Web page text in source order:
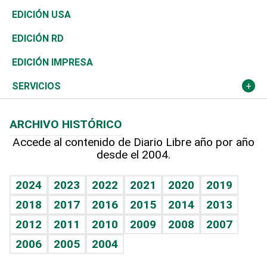
Reportajes
África
Ocenanía
Caribe
Resto del mundo
Vivienda
Telecom.
Global y variable
Economía personal
Buena Vida
Sociales
Novedades
Podcast Arte Libre
Hablando con el pediatra
Vida y familia
Eñe
Celebrando la vida
Sin complejos
Ciclismo
Tenis
Olimpismo
Más deportes
Línea de hit
TBT Deportivo
En Directo
El Espía
Noticiero Poteleche
Columnistas
Más firmas
Tecnología
Historia
Martes de tecnología
Cambio climático
Economía
Revista
Deportes
Opinión
Hecho en casa
Guía del dinero
EDICIÓN USA
EDICIÓN RD
EDICIÓN IMPRESA
SERVICIOS
Cumpleaños
Horóscopos
Juegos
ARCHIVO HISTÓRICO
Accede al contenido de Diario Libre año por año
desde el 2004.
2024 2023 2022 2021 2020
2019
2018
2017 2016 2015 2014
2013
2012
2011 2010 2009 2008
2007
2006
2005 2004